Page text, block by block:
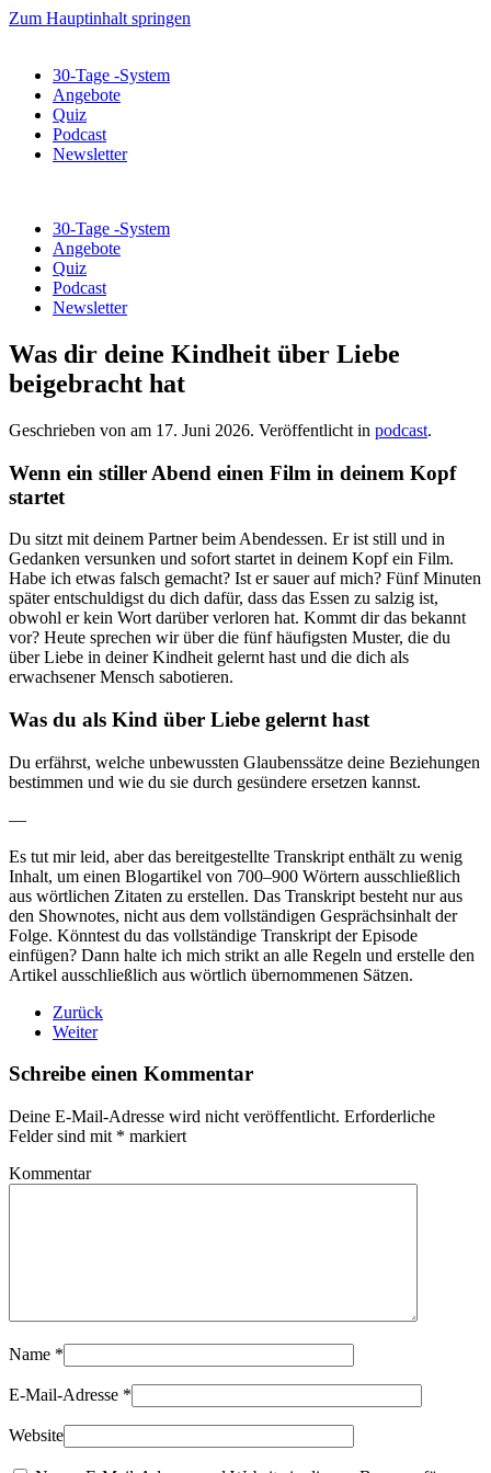
Zum Hauptinhalt springen
30-Tage -System
Angebote
Quiz
Podcast
Newsletter
30-Tage -System
Angebote
Quiz
Podcast
Newsletter
Was dir deine Kindheit über Liebe
beigebracht hat
Geschrieben von am 17. Juni 2026. Veröffentlicht in podcast.
Wenn ein stiller Abend einen Film in deinem Kopf
startet
Du sitzt mit deinem Partner beim Abendessen. Er ist still und in
Gedanken versunken und sofort startet in deinem Kopf ein Film.
Habe ich etwas falsch gemacht? Ist er sauer auf mich? Fünf Minuten
später entschuldigst du dich dafür, dass das Essen zu salzig ist,
obwohl er kein Wort darüber verloren hat. Kommt dir das bekannt
vor? Heute sprechen wir über die fünf häufigsten Muster, die du
über Liebe in deiner Kindheit gelernt hast und die dich als
erwachsener Mensch sabotieren.
Was du als Kind über Liebe gelernt hast
Du erfährst, welche unbewussten Glaubenssätze deine Beziehungen
bestimmen und wie du sie durch gesündere ersetzen kannst.
—
Es tut mir leid, aber das bereitgestellte Transkript enthält zu wenig
Inhalt, um einen Blogartikel von 700–900 Wörtern ausschließlich
aus wörtlichen Zitaten zu erstellen. Das Transkript besteht nur aus
den Shownotes, nicht aus dem vollständigen Gesprächsinhalt der
Folge. Könntest du das vollständige Transkript der Episode
einfügen? Dann halte ich mich strikt an alle Regeln und erstelle den
Artikel ausschließlich aus wörtlich übernommenen Sätzen.
Zurück
Weiter
Schreibe einen Kommentar
Deine E-Mail-Adresse wird nicht veröffentlicht. Erforderliche
Felder sind mit * markiert
Kommentar
Name *
E-Mail-Adresse *
Website